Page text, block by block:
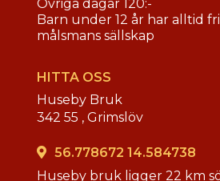
Övriga dagar 120:-
Barn under 12 år har alltid
målsmans sällskap
HITTA OSS
Huseby Bruk
342 55 , Grimslöv
56.778672 14.584738
Huseby bruk ligger 22 km